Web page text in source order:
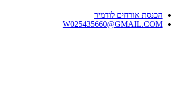
הכנסת אורחים לודמיר
W025435660@GMAIL.COM